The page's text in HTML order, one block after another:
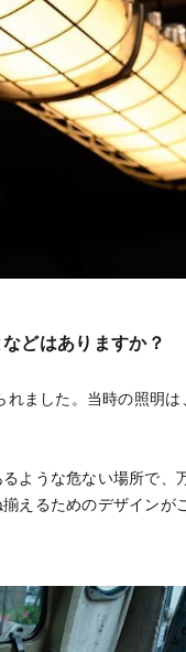
どはありますか？
ました。当時の照明
ような危ない場所で、
えるためのデザインが